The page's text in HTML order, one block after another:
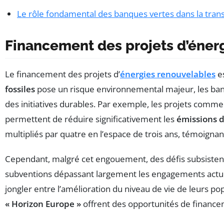
Le rôle fondamental des banques vertes dans la
Financement des projets
Le financement des projets d’énergies renouvelables
fossiles pose un risque environnemental majeur, les
des initiatives durables. Par exemple, les projets
permettent de réduire significativement lesémissions
multipliés par quatre en l’espace de trois ans,
Cependant, malgré cet engouement, des défis
subventions dépassant largement les engagements
jongler entre l’amélioration du niveau de vie de leurs
« Horizon Europe » offrent des opportunités de